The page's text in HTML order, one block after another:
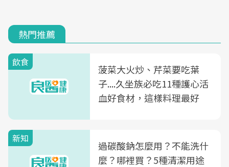
熱門推薦
飲食
菠菜大火炒、芹菜要吃葉
子....久坐族必吃11種護心活
血好食材，這樣料理最好
新知
過碳酸鈉怎麼用？不能洗什
麼？哪裡買？5種清潔用途